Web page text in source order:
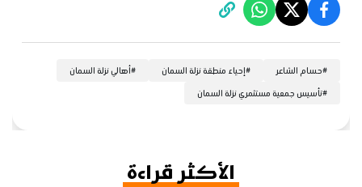
#حسام الشاعر #إحياء منطقة نزلة السمان #أهالي نزلة السمان
#تأسيس جمعية مستثمري نزلة السمان
الأكثر قراءة